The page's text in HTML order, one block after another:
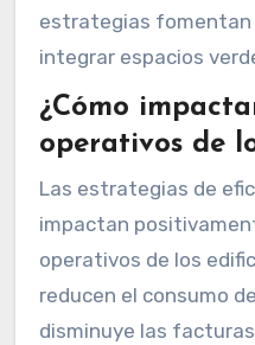
estrategias fomentan
integrar espacios
¿Cómo
operativos de
Las estrategias de
impactan
operativos de los
reducen el consumo
disminuye las